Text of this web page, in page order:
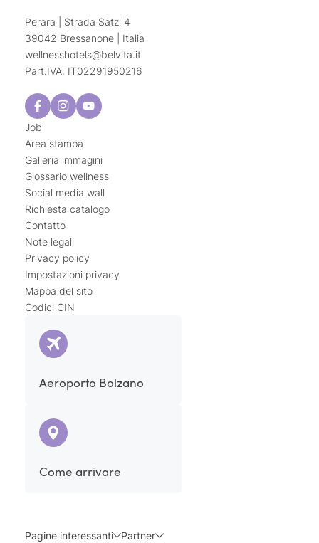
Perara | Strada Satzl 4
39042 Bressanone | Italia
wellnesshotels@belvita.it
Part.IVA: IT02291950216
Job
Area stampa
Galleria immagini
Glossario wellness
Social media wall
Richiesta catalogo
Contatto
Note legali
Privacy policy
Impostazioni privacy
Mappa del sito
Codici CIN
Aeroporto Bolzano
Come arrivare
Pagine interessanti Partner